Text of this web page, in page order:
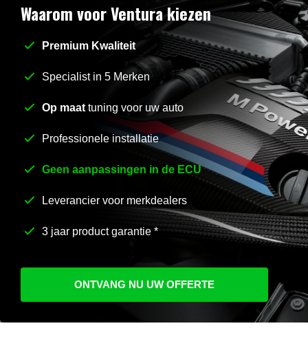
Stel uw vraag*
Waarom voor Ventura kiezen
Premium Kwaliteit
Specialist in 5 Merken
Op maat tuning voor uw auto
Professionele installatie
Geen aanpassingen in de ECU
Leverancier voor merkdealers
3 jaar product garantie *
ONTVANG NU UW OFFERTE